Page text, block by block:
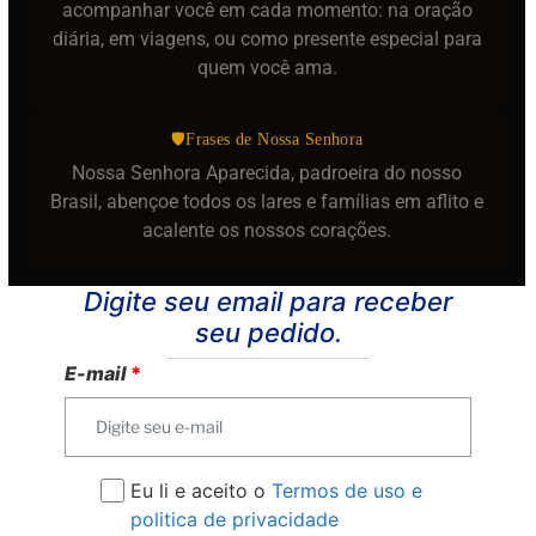
acompanhar você em cada momento: na oração
diária, em viagens, ou como presente especial para
quem você ama.
🛡Frases de Nossa Senhora
Nossa Senhora Aparecida, padroeira do nosso
Brasil, abençoe todos os lares e famílias em aflito e
acalente os nossos corações.
Digite seu email para receber
seu pedido.
E-mail *
Eu li e aceito o Termos de uso e
politica de privacidade